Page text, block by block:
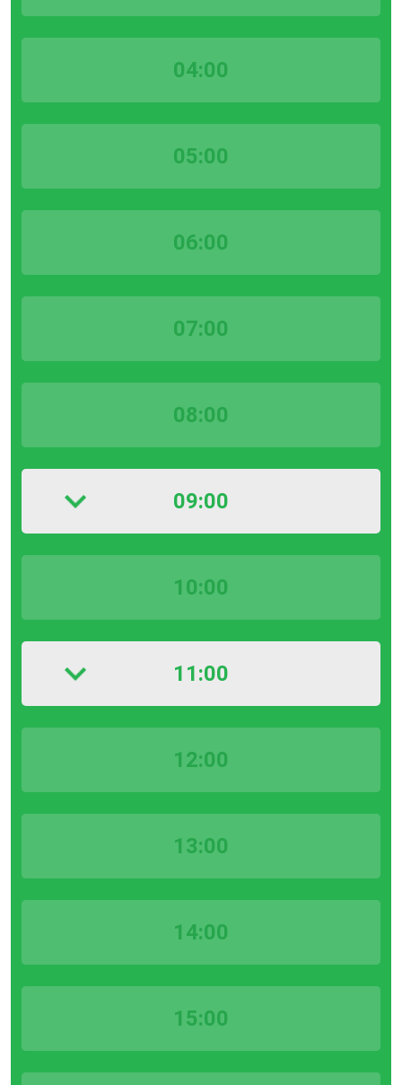
04:00
05:00
06:00
07:00
08:00
09:00
10:00
11:00
12:00
13:00
14:00
15:00